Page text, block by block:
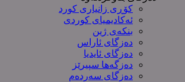
کۆڕی زانیاری کورد
ئەکادیمیای کوردی
بنکەی ژین
دەزگای ئاراس
دەزگای ئایدیا
دەزگەها سپیرێز
دەزگای سەردەم